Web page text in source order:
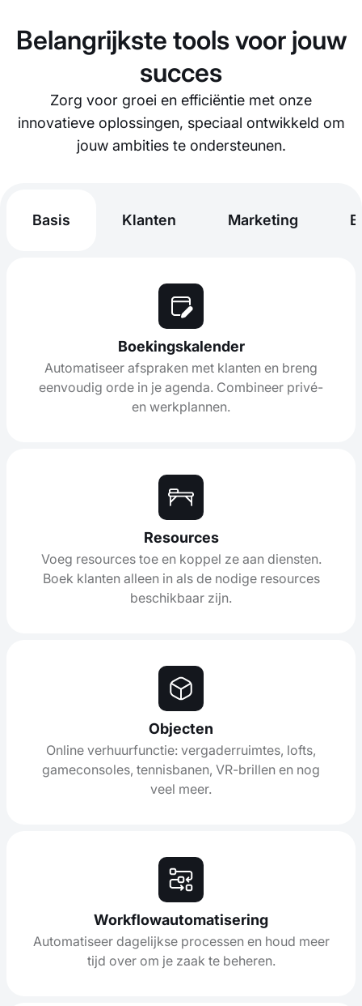
Belangrijkste tools voor jouw
succes
Zorg voor groei en efficiëntie met onze
innovatieve oplossingen, speciaal ontwikkeld om
jouw ambities te ondersteunen.
Basis Klanten Marketing
Boekingskalender
Automatiseer afspraken met klanten en breng
eenvoudig orde in je agenda. Combineer privé-
en werkplannen.
Resources
Voeg resources toe en koppel ze aan diensten.
Boek klanten alleen in als de nodige resources
beschikbaar zijn.
Objecten
Online verhuurfunctie: vergaderruimtes, lofts,
gameconsoles, tennisbanen, VR-brillen en nog
veel meer.
Workflowautomatisering
Automatiseer dagelijkse processen en houd meer
tijd over om je zaak te beheren.